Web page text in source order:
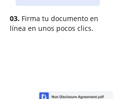
03. Firma tu documento en
línea en unos pocos clics.